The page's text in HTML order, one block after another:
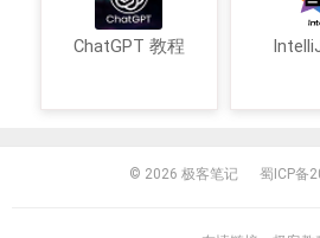
ChatGPT 教程
© 2026 极客笔记 蜀ICP备